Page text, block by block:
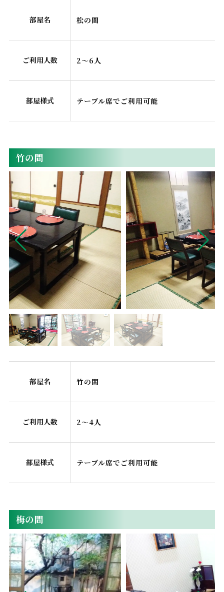
部屋名 松の間
ご利用人数 2～6人
部屋様式 テーブル席でご利用可能
竹の間
部屋名 竹の間
ご利用人数 2～4人
部屋様式 テーブル席でご利用可能
梅の間